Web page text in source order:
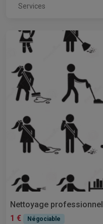
Services
Nettoyage professionnel
1 €
Négociable